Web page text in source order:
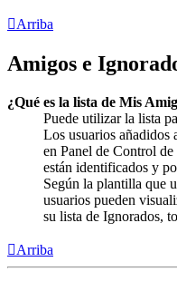
Arriba
Amigos e
¿Qué es la lista de Mis
Puede utilizar la lista
Los usuarios añadidos
en Panel de Control
están identificados y
Según la plantilla que
usuarios pueden
su lista de Ignorados,
Arriba